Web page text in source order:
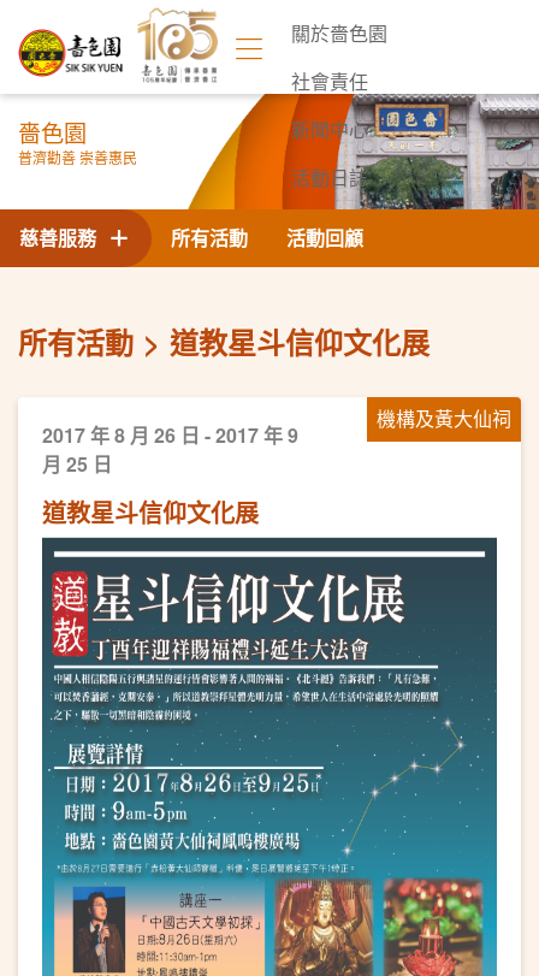
關於嗇色園
社會責任
新聞中心
活動日誌
聯絡我們
嗇色園
普濟勸善 崇善惠民
所有活動 活動回顧
慈善服務
所有活動 道教星斗信仰文化展
機構及黃大仙祠
2017 年 8 月 26 日 - 2017 年 9
月 25 日
道教星斗信仰文化展